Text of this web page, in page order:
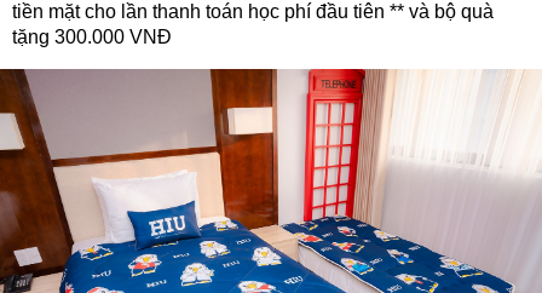
tiền mặt cho lần thanh toán học phí đầu tiên ** và bộ quà
tặng 300.000 VNĐ